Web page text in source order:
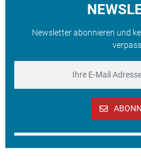
Newsletter abonnieren und